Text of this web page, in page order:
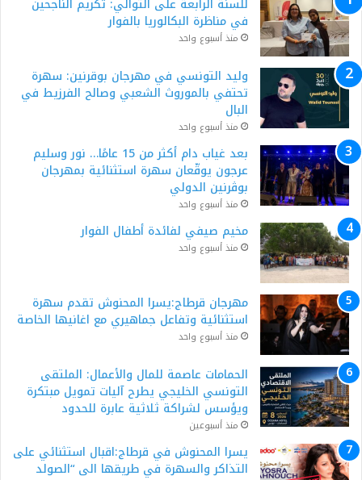
للسنة الرابعة على التوالي: تكريم الناجحين
في مناظرة البكالوريا بالفوار
منذ أسبوع واحد
وليد التونسي في مهرجان بوقرنين: سهرة
تحتفي بالموروث الشعبي وصالح الفرزيط في
البال
منذ أسبوع واحد
بعد غياب دام أكثر من 15 عامًا… نور وسليم
عرجون يوقّعان سهرة استثنائية بمهرجان
بوڨرنين الدولي
منذ أسبوع واحد
مخيم صيفي لفائدة أطفال الفوار
منذ أسبوع واحد
مهرجان قرطاج:يسرا المحنوش تقدم سهرة
استثنائية وتفاعل جماهيري مع اغانيها الخاصة
منذ أسبوع واحد
الحمامات عاصمة للمال والأعمال: الملتقى
التونسي الخليجي يطرح آليات تمويل مبتكرة
ويؤسس لشراكة ثلاثية عابرة للحدود
منذ أسبوعين
يسرا المحنوش في قرطاج:اقبال استثنائي على
التذاكر والسهرة في طريقها الى “الصولد